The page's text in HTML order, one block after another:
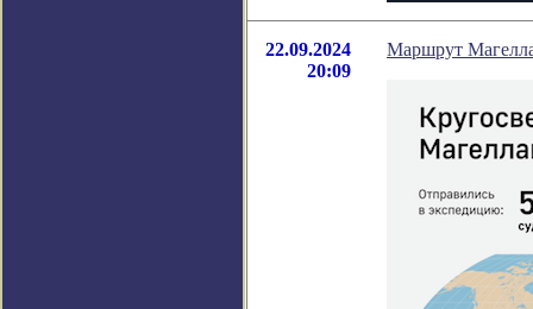
22.09.2024
20:09
Маршрут